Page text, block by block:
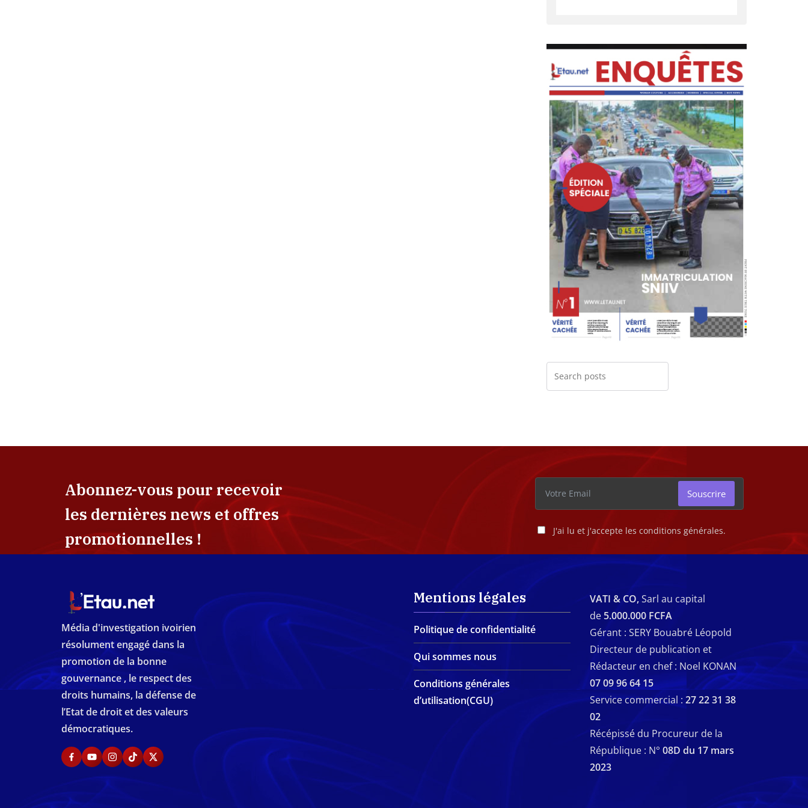
Abonnez-vous pour recevoir
les dernières news et offres
promotionnelles !
J'ai lu et j'accepte les conditions générales.
Souscrire
Média d'investigation ivoirien
résolument engagé dans la
promotion de la bonne
gouvernance , le respect des
droits humains, la défense de
l’Etat de droit et des valeurs
démocratiques.
Mentions légales
Politique de confidentialité
Qui sommes nous
Conditions générales
d’utilisation(CGU)
VATI & CO,Sarl au capital
de 5.000.000 FCFA
Gérant : SERY Bouabré Léopold
Directeur de publication et
Rédacteur en chef : Noel KONAN
07 09 96 64 15
Service commercial : 27 22 31 38
02
Récépissé du Procureur de la
République : N° 08D du 17 mars
2023